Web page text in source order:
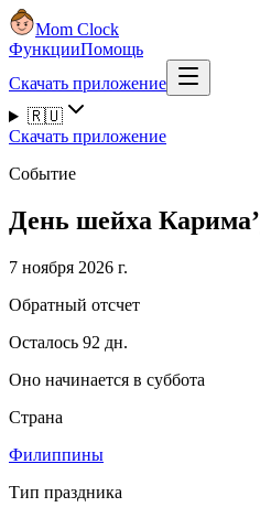
Mom Clock
ФункцииПомощь
Скачать приложение
🇷🇺
Скачать приложение
Событие
День шейха
7 ноября 2026 г.
Обратный отсчет
Осталось 92 дн.
Оно начинается в суббота
Страна
Филиппины
Тип праздника